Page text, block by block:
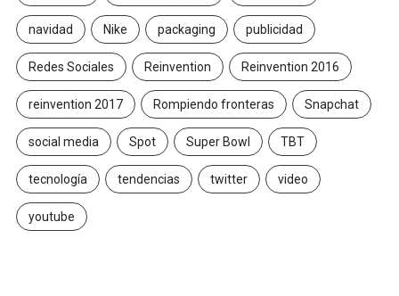
navidad Nike packaging publicidad
Redes Sociales Reinvention Reinvention 2016
reinvention 2017 Rompiendo fronteras Snapchat
social media Spot Super Bowl TBT
tecnología tendencias twitter video
youtube